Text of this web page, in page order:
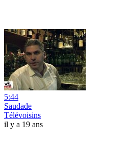
5:44
Saudade
Télévoisins
il y a 19 ans